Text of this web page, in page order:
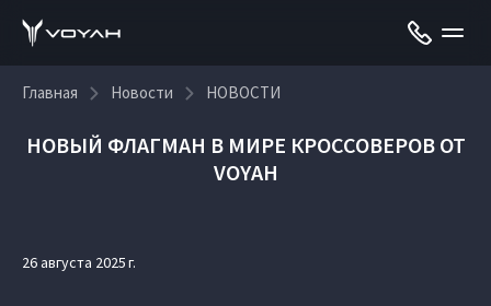
Главная Новости НОВОСТИ
НОВЫЙ ФЛАГМАН В МИРЕ КРОССОВЕРОВ ОТ
VOYAH
26 августа 2025 г.